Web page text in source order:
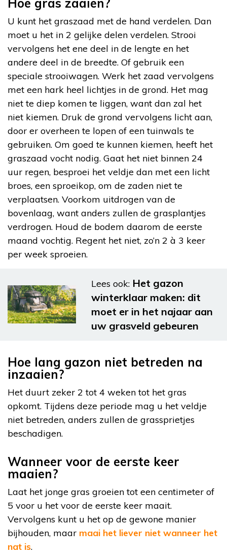
U kunt het graszaad met de hand verdelen. Dan
moet u het in 2 gelijke delen verdelen. Strooi
vervolgens het ene deel in de lengte en het
andere deel in de breedte. Of gebruik een
speciale strooiwagen. Werk het zaad vervolgens
met een hark heel lichtjes in de grond. Het mag
niet te diep komen te liggen, want dan zal het
niet kiemen. Druk de grond vervolgens licht aan,
door er overheen te lopen of een tuinwals te
gebruiken. Om goed te kunnen kiemen, heeft het
graszaad vocht nodig. Gaat het niet binnen 24
uur regen, besproei het veldje dan met een licht
broes, een sproeikop, om de zaden niet te
verplaatsen. Voorkom uitdrogen van de
bovenlaag, want anders zullen de grasplantjes
verdrogen. Houd de bodem daarom de eerste
maand vochtig. Regent het niet, zo’n 2 à 3 keer
per week sproeien.
Lees ook: Het gazon
winterklaar maken: dit
moet er in het najaar aan
uw grasveld gebeuren
Hoe lang gazon niet betreden na
inzaaien?
Het duurt zeker 2 tot 4 weken tot het gras
opkomt. Tijdens deze periode mag u het veldje
niet betreden, anders zullen de grassprietjes
beschadigen.
Wanneer voor de eerste keer
maaien?
Laat het jonge gras groeien tot een centimeter of
5 voor u het voor de eerste keer maait.
Vervolgens kunt u het op de gewone manier
bijhouden, maar maai het liever niet wanneer het
nat is.